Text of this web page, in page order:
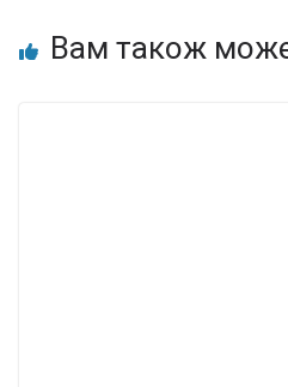
Вам також